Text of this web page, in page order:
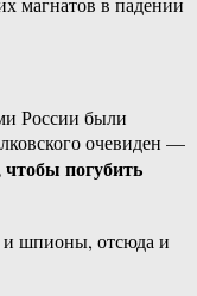
России были
очевиден —
чтобы погубить
и шпионы, отсюда и